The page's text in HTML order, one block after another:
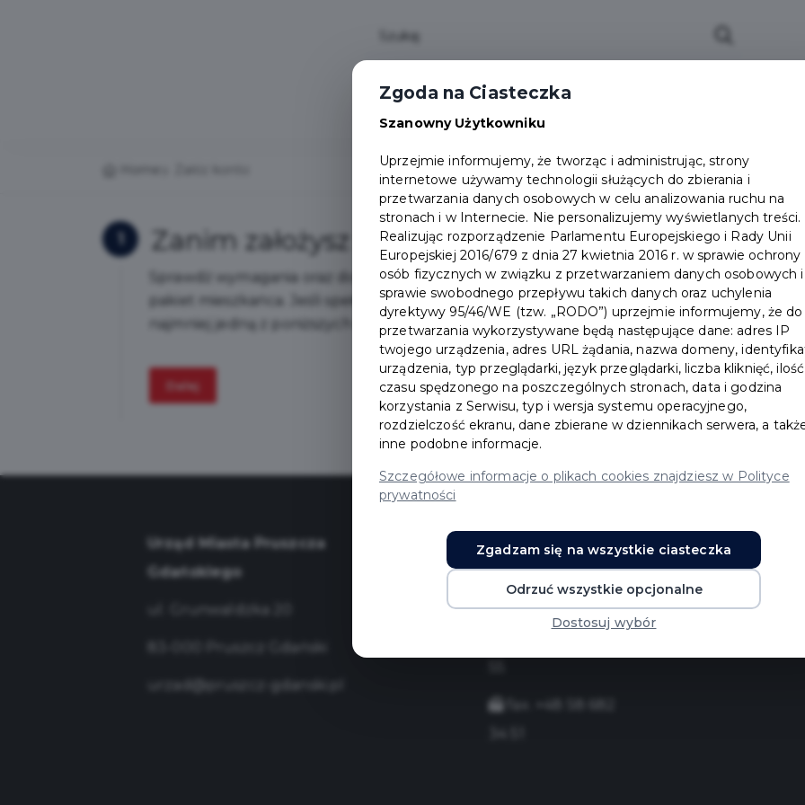
Zanim założysz konto
Sprawdź wymagania oraz dokumenty jakie należy przedstawić aby otrzymać
pakiet mieszkańca. Jeśli spełniasz wymogi programu, zaznacz twierdząco co
najmniej jedną z poniższych odpowiedzi, przejdź dalej i "załóż konto"
Dalej
Urząd Miasta Pruszcza
Gdańskiego
urzad@pruszcz-gdanski.pl
Książka
teleadresowa
Deklaracja
Mapa miasta
Zgoda na Ciasteczka
Szanowny Użytkowniku
Uprzejmie informujemy, że tworząc i administrując, strony
internetowe używamy technologii służących do zbierania i
przetwarzania danych osobowych w celu analizowania ruchu na
stronach i w Internecie. Nie personalizujemy wyświetlanych treści.
Realizując rozporządzenie Parlamentu Europejskiego i Rady Unii
Europejskiej 2016/679 z dnia 27 kwietnia 2016 r. w sprawie ochrony
osób fizycznych w związku z przetwarzaniem danych osobowych
sprawie swobodnego przepływu takich danych oraz uchylenia
dyrektywy 95/46/WE (tzw. „RODO”) uprzejmie informujemy, że do
przetwarzania wykorzystywane będą następujące dane: adres IP
twojego urządzenia, adres URL żądania, nazwa domeny,
urządzenia, typ przeglądarki, język przeglądarki, liczba kliknięć, ilość
czasu spędzonego na poszczególnych stronach, data i godzina
korzystania z Serwisu, typ i wersja systemu operacyjnego,
rozdzielczość ekranu, dane zbierane w dziennikach serwera, a
inne podobne informacje.
Szczegółowe informacje o plikach cookies znajdziesz w Polityce
prywatności
Zgadzam się na wszystkie ciasteczka
Odrzuć wszystkie opcjonalne
Dostosuj wybór